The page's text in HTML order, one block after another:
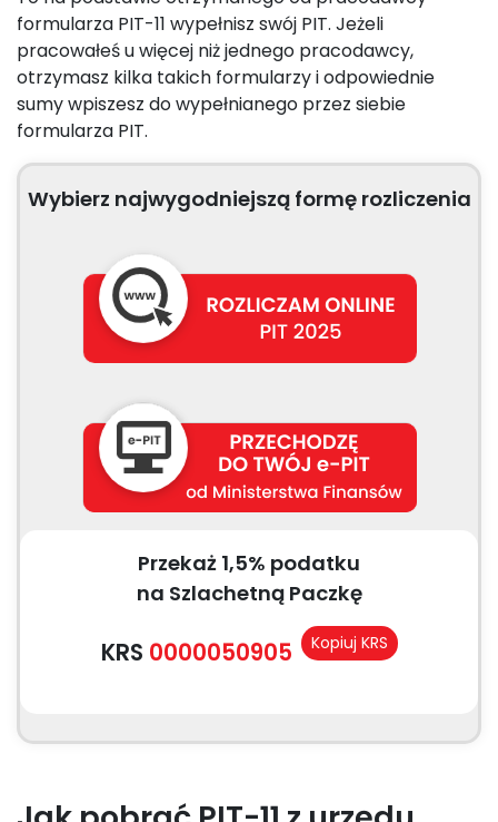
formularza PIT-11 wypełnisz swój PIT. Jeżeli
pracowałeś u więcej niż jednego pracodawcy,
otrzymasz kilka takich formularzy i odpowiednie
sumy wpiszesz do wypełnianego przez siebie
formularza PIT.
Wybierz najwygodniejszą formę rozliczenia
Przekaż 1,5% podatku
na Szlachetną Paczkę
KRS 0000050905 Kopiuj KRS